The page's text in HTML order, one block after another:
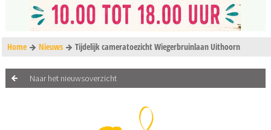
Home Nieuws Tijdelijk cameratoezicht Wiegerbruinlaan Uithoorn
Naar het nieuwsoverzicht